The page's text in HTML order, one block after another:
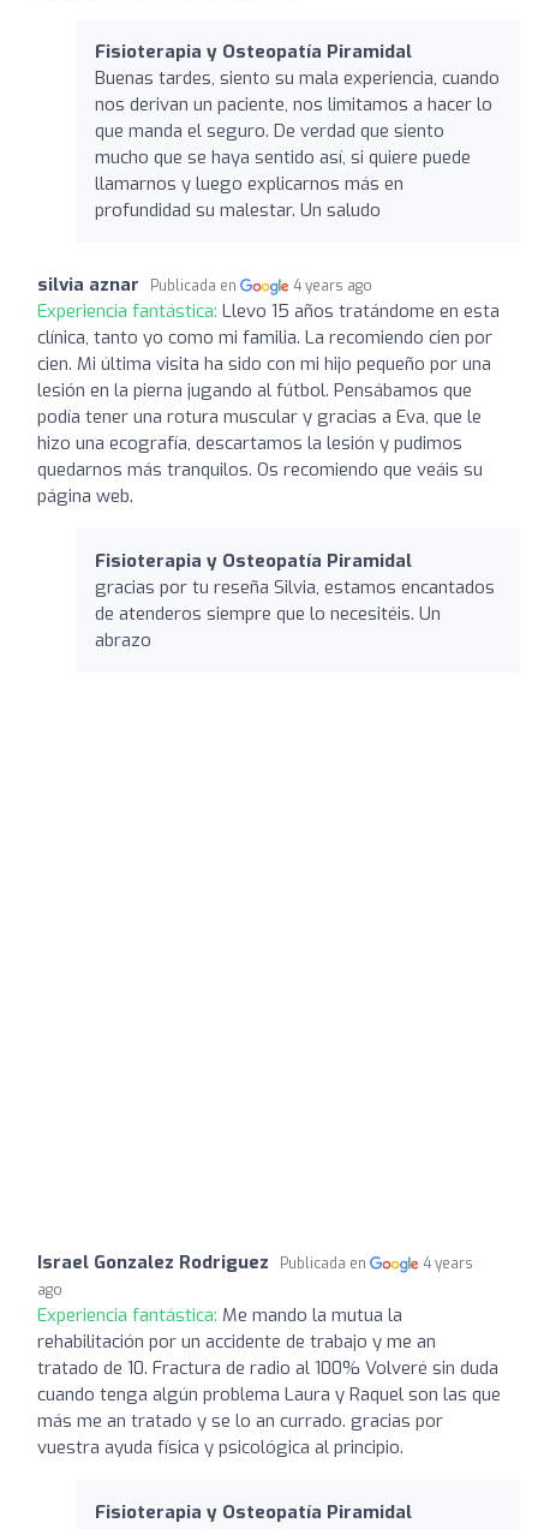
Fisioterapia y Osteopatía Piramidal
Buenas tardes, siento su mala experiencia, cuando
nos derivan un paciente, nos limitamos a hacer lo
que manda el seguro. De verdad que siento
mucho que se haya sentido así, si quiere puede
llamarnos y luego explicarnos más en
profundidad su malestar. Un saludo
silvia aznar Publicada en 4 years ago
Experiencia fantástica: Llevo 15 años tratándome en esta
clínica, tanto yo como mi familia. La recomiendo cien por
cien. Mi última visita ha sido con mi hijo pequeño por una
lesión en la pierna jugando al fútbol. Pensábamos que
podía tener una rotura muscular y gracias a Eva, que le
hizo una ecografía, descartamos la lesión y pudimos
quedarnos más tranquilos. Os recomiendo que veáis su
página web.
Fisioterapia y Osteopatía Piramidal
gracias por tu reseña Silvia, estamos encantados
de atenderos siempre que lo necesitéis. Un
abrazo
Israel Gonzalez Rodriguez Publicada en
4 years
ago
Experiencia fantástica: Me mando la mutua la
rehabilitación por un accidente de trabajo y me an
tratado de 10. Fractura de radio al 100% Volveré sin duda
cuando tenga algún problema Laura y Raquel son las que
más me an tratado y se lo an currado. gracias por
vuestra ayuda física y psicológica al principio.
Fisioterapia y Osteopatía Piramidal